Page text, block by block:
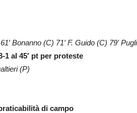
Bonanno (C) 71′ F. Guido (C) 79′
1 al 45′ pt per proteste
(P)
di campo